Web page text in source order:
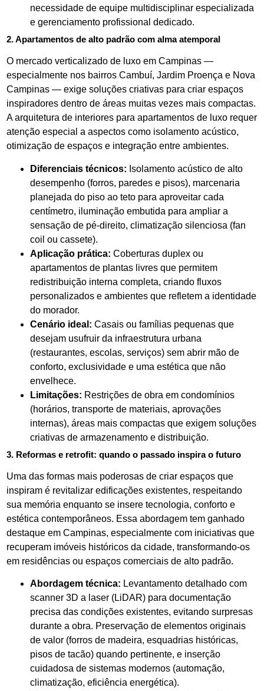
necessidade de equipe multidisciplinar especializada
e gerenciamento profissional dedicado.
2. Apartamentos de alto padrão com alma atemporal
O mercado verticalizado de luxo em Campinas —
especialmente nos bairros Cambuí, Jardim Proença e Nova
Campinas — exige soluções criativas para criar espaços
inspiradores dentro de áreas muitas vezes mais compactas.
A arquitetura de interiores para apartamentos de luxo requer
atenção especial a aspectos como isolamento acústico,
otimização de espaços e integração entre ambientes.
Diferenciais técnicos: Isolamento acústico de alto
desempenho (forros, paredes e pisos), marcenaria
planejada do piso ao teto para aproveitar cada
centímetro, iluminação embutida para ampliar a
sensação de pé-direito, climatização silenciosa (fan
coil ou cassete).
Aplicação prática: Coberturas duplex ou
apartamentos de plantas livres que permitem
redistribuição interna completa, criando fluxos
personalizados e ambientes que refletem a identidade
do morador.
Cenário ideal: Casais ou famílias pequenas que
desejam usufruir da infraestrutura urbana
(restaurantes, escolas, serviços) sem abrir mão de
conforto, exclusividade e uma estética que não
envelhece.
Limitações: Restrições de obra em condomínios
(horários, transporte de materiais, aprovações
internas), áreas mais compactas que exigem soluções
criativas de armazenamento e distribuição.
3. Reformas e retrofit: quando o passado inspira o futuro
Uma das formas mais poderosas de criar espaços que
inspiram é revitalizar edificações existentes, respeitando
sua memória enquanto se insere tecnologia, conforto e
estética contemporâneos. Essa abordagem tem ganhado
destaque em Campinas, especialmente com iniciativas que
recuperam imóveis históricos da cidade, transformando-os
em residências ou espaços comerciais de alto padrão.
Abordagem técnica: Levantamento detalhado com
scanner 3D a laser (LiDAR) para documentação
precisa das condições existentes, evitando surpresas
durante a obra. Preservação de elementos originais
de valor (forros de madeira, esquadrias históricas,
pisos de tacão) quando pertinente, e inserção
cuidadosa de sistemas modernos (automação,
climatização, eficiência energética).